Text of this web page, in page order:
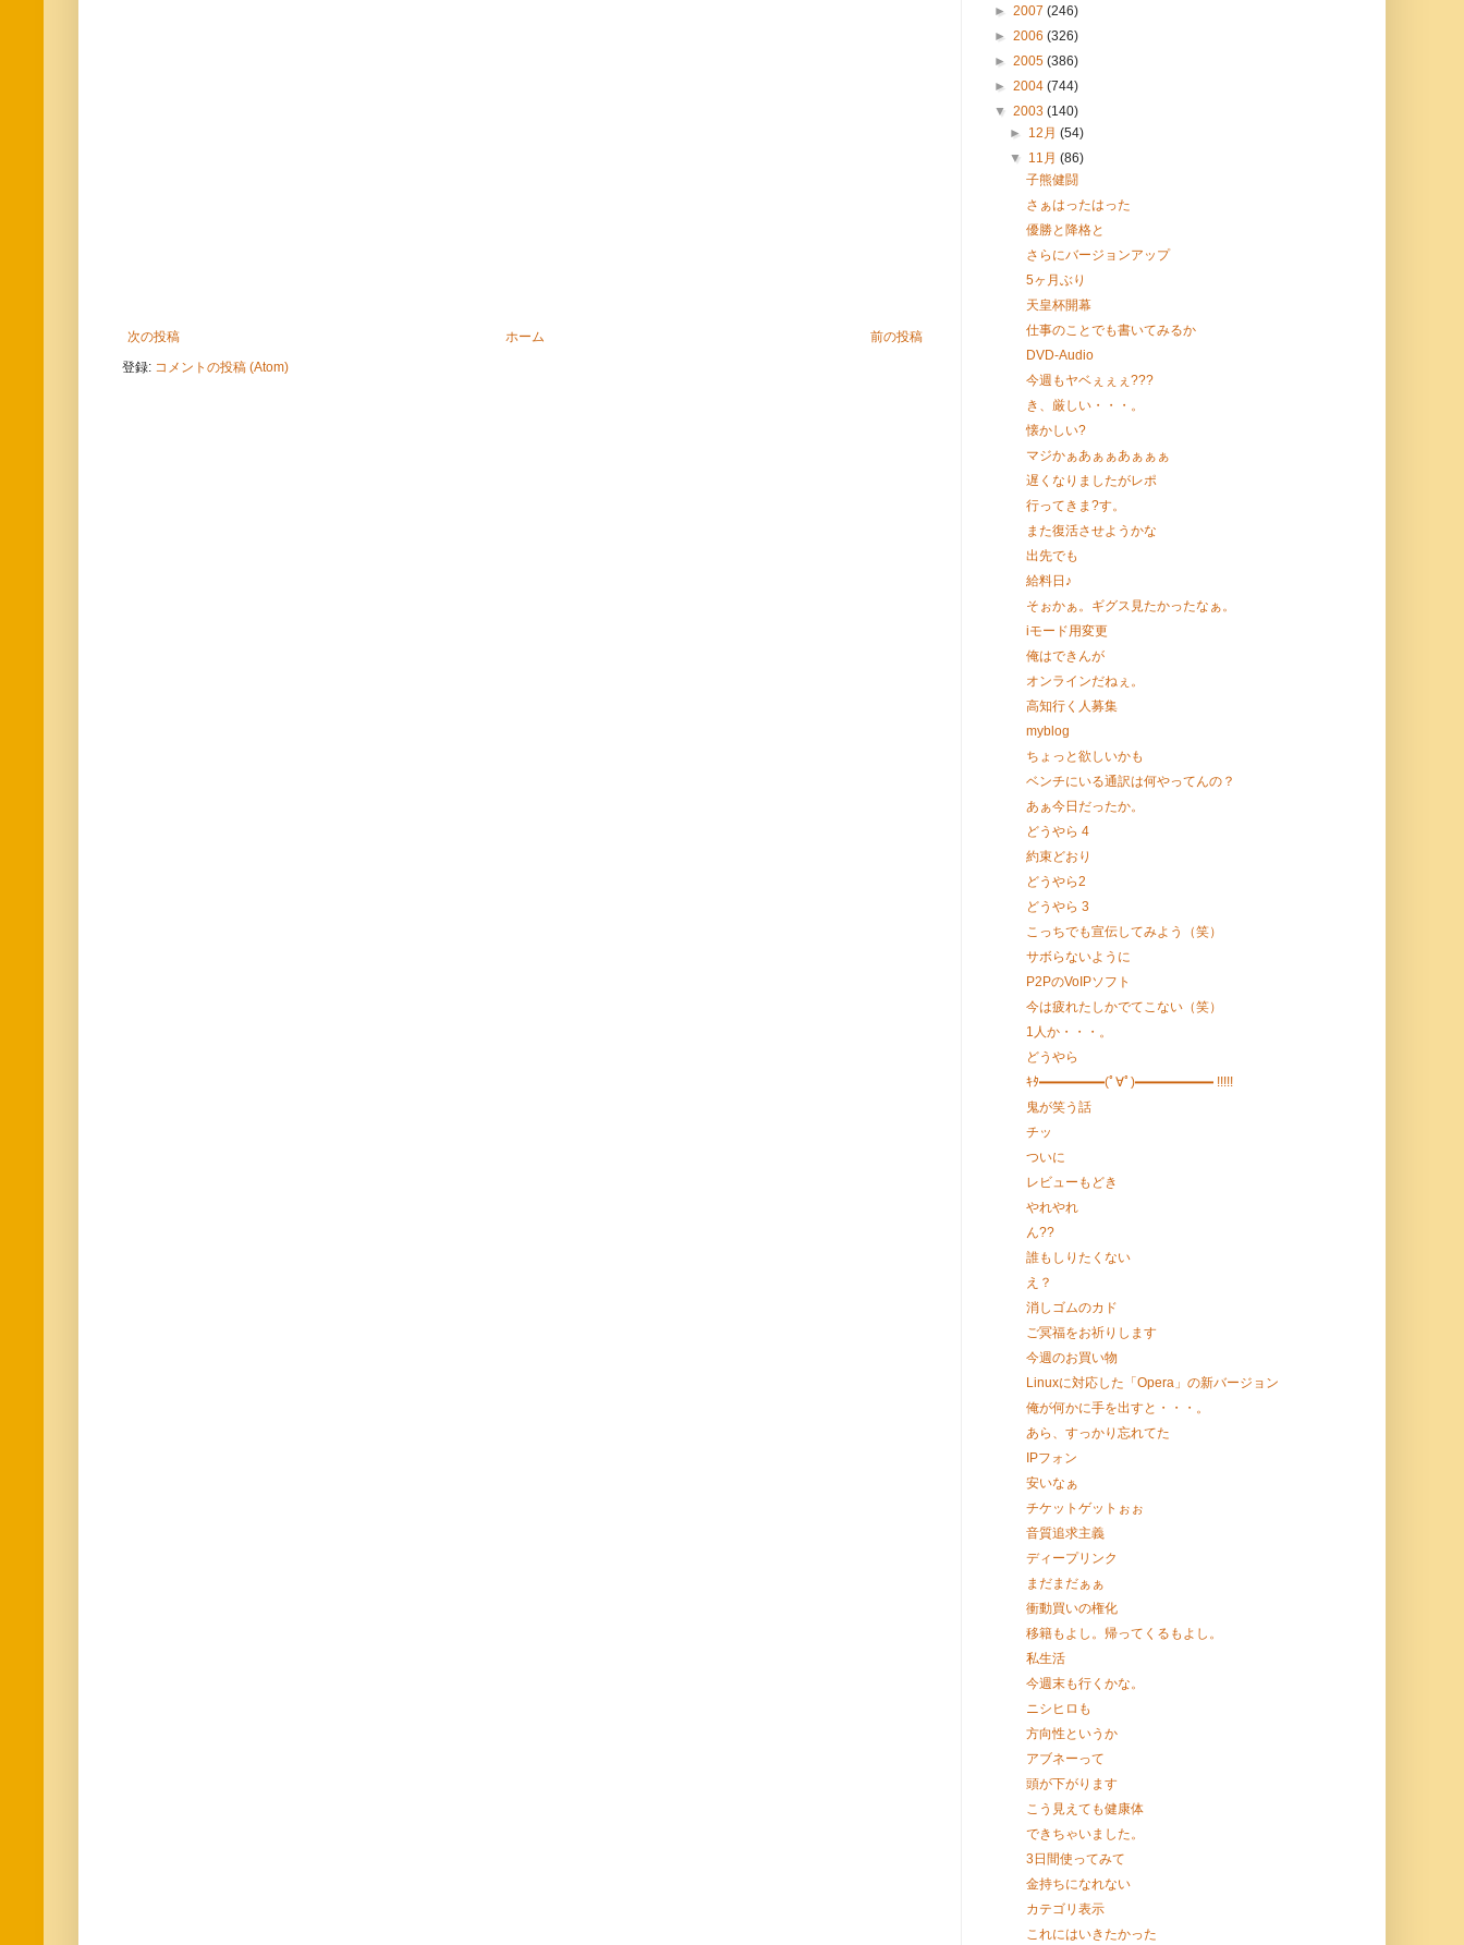
次の投稿 前の投稿
ホーム
登録: コメントの投稿 (Atom)
► 2007 (246)
► 2006 (326)
► 2005 (386)
► 2004 (744)
▼ 2003 (140)
► 12月(54)
▼ 11月(86)
子熊健闘
さぁはったはった
優勝と降格と
さらにバージョンアップ
5ヶ月ぶり
天皇杯開幕
仕事のことでも書いてみるか
DVD-Audio
今週もヤベぇぇぇ???
き、厳しい・・・。
懐かしい?
マジかぁあぁぁあぁぁぁ
遅くなりましたがレポ
行ってきま?す。
また復活させようかな
出先でも
給料日♪
そぉかぁ。ギグス見たかったなぁ。
iモード用変更
俺はできんが
オンラインだねぇ。
高知行く人募集
myblog
ちょっと欲しいかも
ベンチにいる通訳は何やってんの？
あぁ今日だったか。
どうやら 4
約束どおり
どうやら2
どうやら 3
こっちでも宣伝してみよう（笑）
サボらないように
P2PのVoIPソフト
今は疲れたしかでてこない（笑）
1人か・・・。
どうやら
ｷﾀ━━━━━(ﾟ∀ﾟ)━━━━━━ !!!!!
鬼が笑う話
チッ
ついに
レビューもどき
やれやれ
ん??
誰もしりたくない
え？
消しゴムのカド
ご冥福をお祈りします
今週のお買い物
Linuxに対応した「Opera」の新バージョン
俺が何かに手を出すと・・・。
あら、すっかり忘れてた
IPフォン
安いなぁ
チケットゲットぉぉ
音質追求主義
ディープリンク
まだまだぁぁ
衝動買いの権化
移籍もよし。帰ってくるもよし。
私生活
今週末も行くかな。
ニシヒロも
方向性というか
アブネーって
頭が下がります
こう見えても健康体
できちゃいました。
3日間使ってみて
金持ちになれない
カテゴリ表示
これにはいきたかった